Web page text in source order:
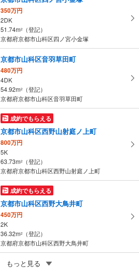
350万円
2DK
51.74m2
（登記）
京都府京都市山科区四ノ宮小金塚
京都市山科区音羽草田町
480万円
4DK
54.92m2
（登記）
京都府京都市山科区音羽草田町
成約でもらえる
京都市山科区西野山射庭ノ上町
800万円
5K
63.73m2
（登記）
京都府京都市山科区西野山射庭ノ上町
成約でもらえる
京都市山科区西野大鳥井町
450万円
2K
36.32m2
（登記）
京都府京都市山科区西野大鳥井町
京都市山科区大塚丹田
もっと見る